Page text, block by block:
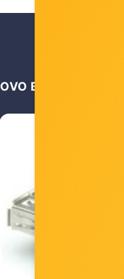
OVO BI VAS MOGLO